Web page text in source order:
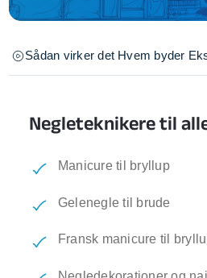
Sådan virker det Hvem byder
Negleteknikere til
Manicure til bryllup
Gelenegle til brude
Fransk manicure til